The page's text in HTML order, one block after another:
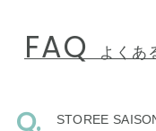
FAQ よくあ
STOREE